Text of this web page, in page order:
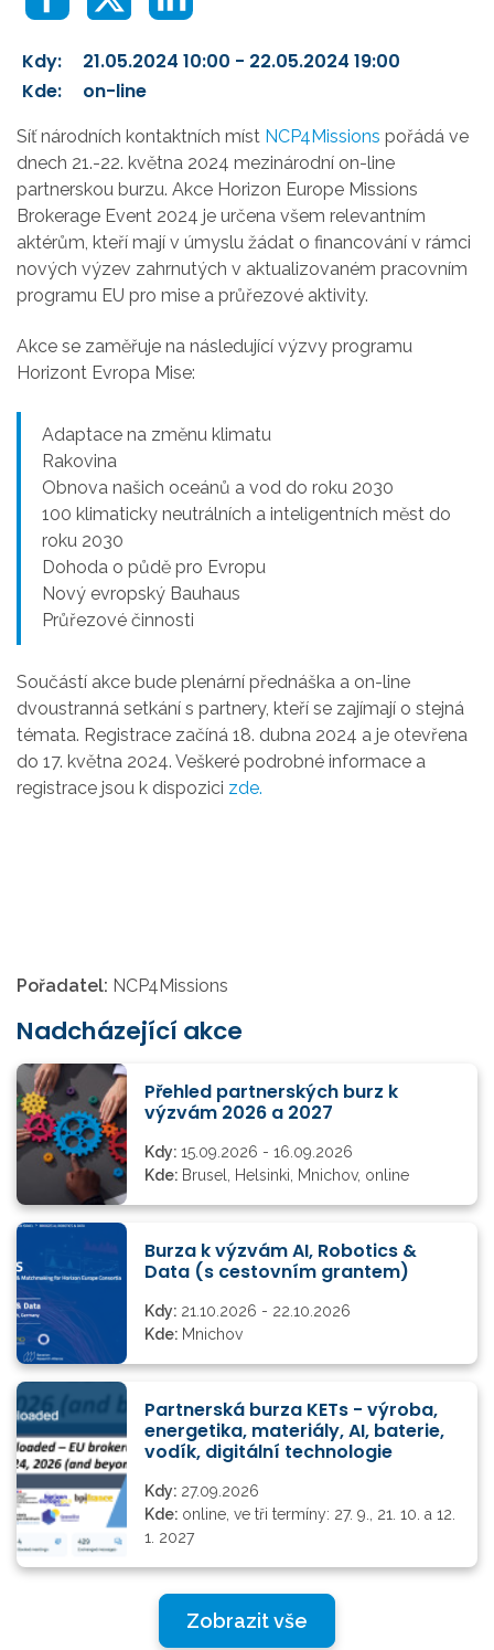
Kdy:
21.05.2024 10:00 - 22.05.2024 19:00
Kde:
on-line
Síť národních kontaktních míst NCP4Missions pořádá ve
dnech 21.-22. května 2024 mezinárodní on-line
partnerskou burzu. Akce Horizon Europe Missions
Brokerage Event 2024 je určena všem relevantním
aktérům, kteří mají v úmyslu žádat o financování v rámci
nových výzev zahrnutých v aktualizovaném pracovním
programu EU pro mise a průřezové aktivity.
Akce se zaměřuje na následující výzvy programu
Horizont Evropa Mise:
Adaptace na změnu klimatu
Rakovina
Obnova našich oceánů a vod do roku 2030
100 klimaticky neutrálních a inteligentních měst do
roku 2030
Dohoda o půdě pro Evropu
Nový evropský Bauhaus
Průřezové činnosti
Součástí akce bude plenární přednáška a on-line
dvoustranná setkání s partnery, kteří se zajímají o stejná
témata. Registrace začíná 18. dubna 2024 a je otevřena
do 17. května 2024. Veškeré podrobné informace a
registrace jsou k dispozici zde.
Pořadatel: NCP4Missions
Nadcházející akce
Přehled partnerských burz k
výzvám 2026 a 2027
Kdy: 15.09.2026 - 16.09.2026
Kde: Brusel, Helsinki, Mnichov, online
Burza k výzvám AI, Robotics &
Data (s cestovním grantem)
Kdy: 21.10.2026 - 22.10.2026
Kde: Mnichov
Partnerská burza KETs - výroba,
energetika, materiály, AI, baterie,
vodík, digitální technologie
Kdy: 27.09.2026
Kde: online, ve tři termíny: 27. 9., 21. 10. a 12.
1. 2027
Zobrazit vše